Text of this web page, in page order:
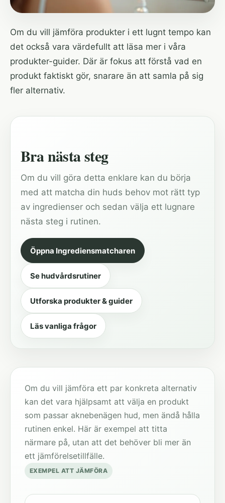
Om du vill jämföra produkter i ett lugnt tempo kan
det också vara värdefullt att läsa mer i våra
produkter-guider. Där är fokus att förstå vad en
produkt faktiskt gör, snarare än att samla på sig
fler alternativ.
Bra nästa steg
Om du vill göra detta enklare kan du börja
med att matcha din huds behov mot rätt typ
av ingredienser och sedan välja ett lugnare
nästa steg i rutinen.
Öppna Ingrediensmatcharen
Se hudvårdsrutiner
Utforska produkter & guider
Läs vanliga frågor
Om du vill jämföra ett par konkreta alternativ
kan det vara hjälpsamt att välja en produkt
som passar aknebenägen hud, men ändå hålla
rutinen enkel. Här är exempel att titta
närmare på, utan att det behöver bli mer än
ett jämförelsetillfälle.
EXEMPEL ATT JÄMFÖRA